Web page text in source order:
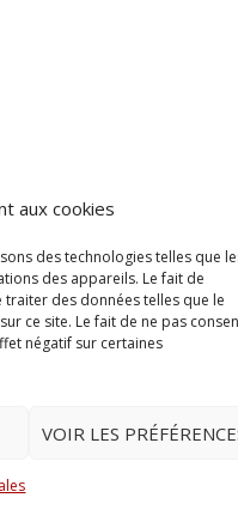
aux cookies
des technologies telles que
des appareils. Le fait de
des données telles que le
ce site. Le fait de ne pas
négatif sur certaines
VOIR LES
Tour Massabielle,